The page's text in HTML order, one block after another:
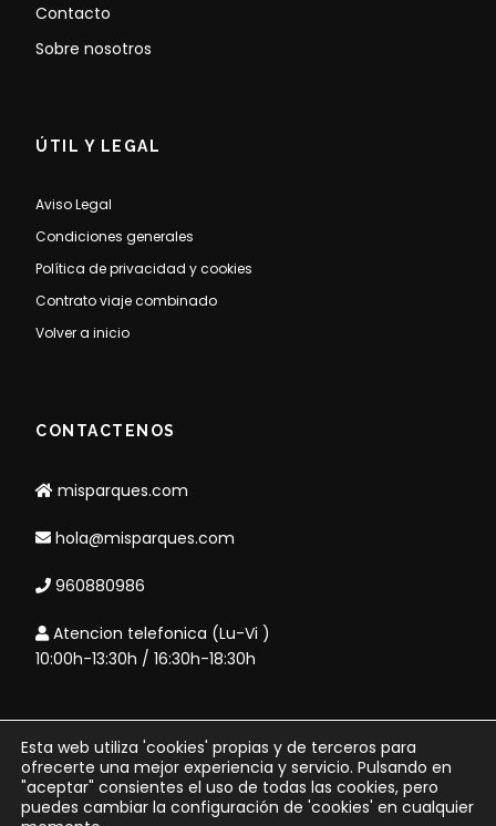
Contacto
Sobre nosotros
ÚTIL Y LEGAL
Aviso Legal
Condiciones generales
Política de privacidad y cookies
Contrato viaje combinado
Volver a inicio
CONTACTENOS
misparques.com
hola@misparques.com
960880986
Atencion telefonica (Lu-Vi )
10:00h-13:30h / 16:30h-18:30h
Copyright 2006 - misparques.com
- CIF B98810104 - Agencia CV-
Esta web utiliza 'cookies' propias y de terceros para
ofrecerte una mejor experiencia y servicio. Pulsando en
"aceptar" consientes el uso de todas las cookies, pero
puedes cambiar la configuración de 'cookies' en cualquier